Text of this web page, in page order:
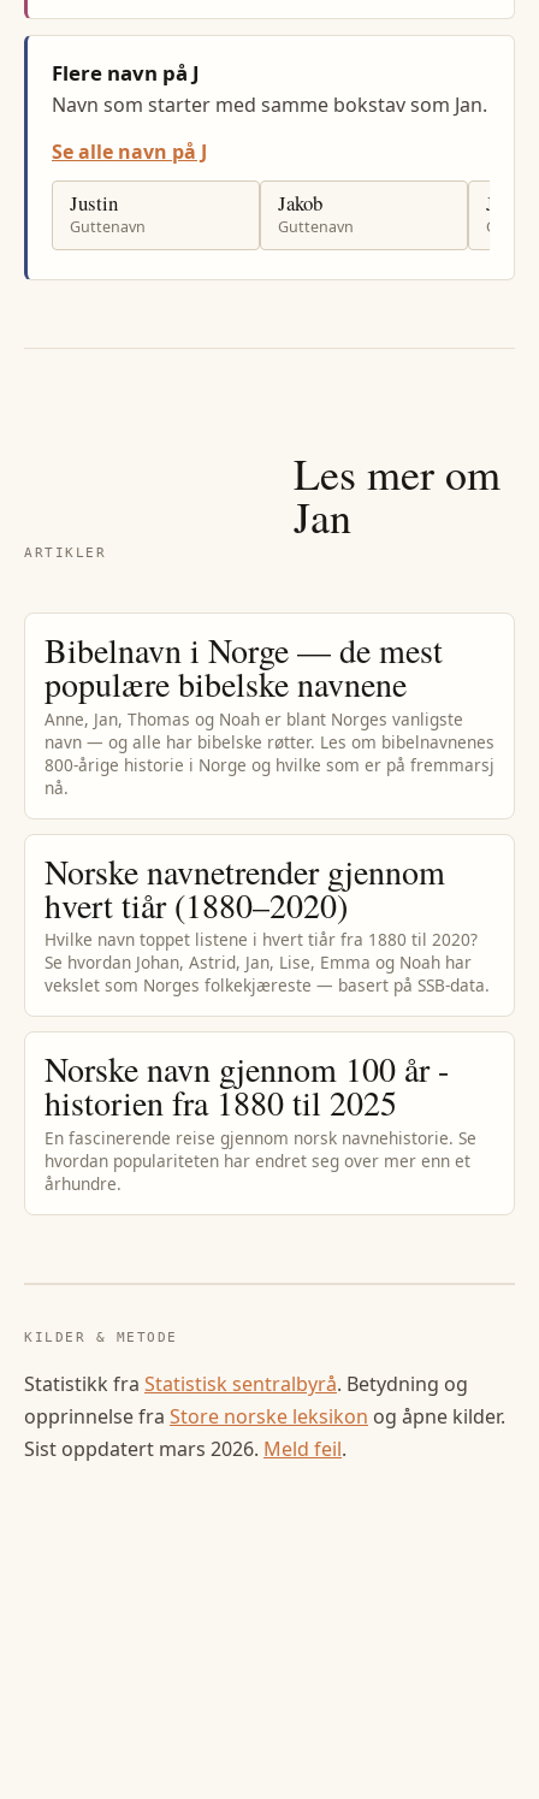
Flere navn på J
Navn som starter med samme bokstav som Jan.
Se alle navn på J
Justin
Guttenavn
Jakob
Guttenavn
Jardar
ARTIKLER
Les mer om
Jan
Bibelnavn i Norge — de mest
populære bibelske navnene
Anne, Jan, Thomas og Noah er blant Norges vanligste
navn — og alle har bibelske røtter. Les om bibelnavnenes
800-årige historie i Norge og hvilke som er på fremmarsj
nå.
Norske navnetrender gjennom
hvert tiår (1880–2020)
Hvilke navn toppet listene i hvert tiår fra 1880 til 2020?
Se hvordan Johan, Astrid, Jan, Lise, Emma og Noah har
vekslet som Norges folkekjæreste — basert på SSB-data.
Norske navn gjennom 100 år -
historien fra 1880 til 2025
En fascinerende reise gjennom norsk navnehistorie. Se
hvordan populariteten har endret seg over mer enn et
århundre.
KILDER & METODE
Statistikk fra Statistisk sentralbyrå. Betydning og
opprinnelse fra Store norske leksikon og åpne kilder.
Sist oppdatert mars 2026. Meld feil.